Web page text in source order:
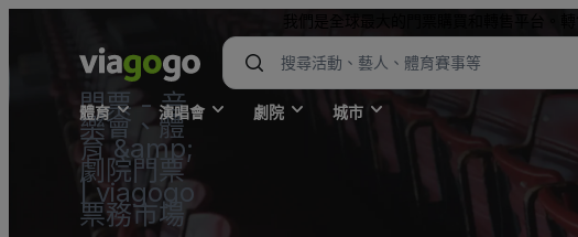
門票 - 音
樂會、體
育 &amp;
劇院門票
| viagogo
票務市場
體育 演唱會 劇院 城市